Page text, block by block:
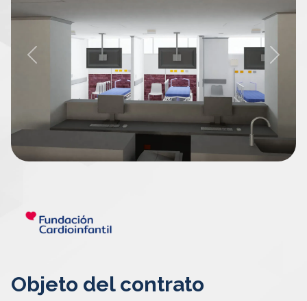
Previous Next
Objeto del contrato